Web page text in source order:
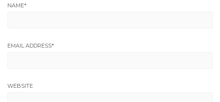
NAME*
EMAIL ADDRESS*
WEBSITE